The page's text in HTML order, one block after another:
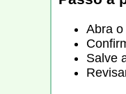
Abra
Salve